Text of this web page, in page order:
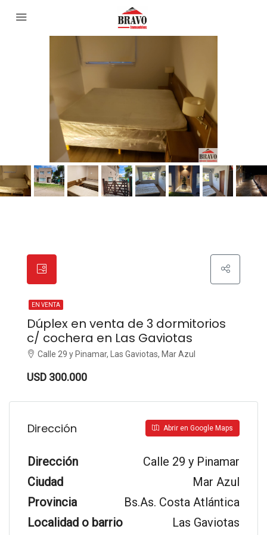
EN VENTA
Dúplex en venta de 3 dormitorios
c/ cochera en Las Gaviotas
Calle 29 y Pinamar, Las Gaviotas, Mar Azul
USD 300.000
Dirección Abrir en Google Maps
Dirección
Calle 29 y Pinamar
Ciudad
Mar Azul
Provincia
Bs.As. Costa Atlántica
Localidad o barrio
Las Gaviotas